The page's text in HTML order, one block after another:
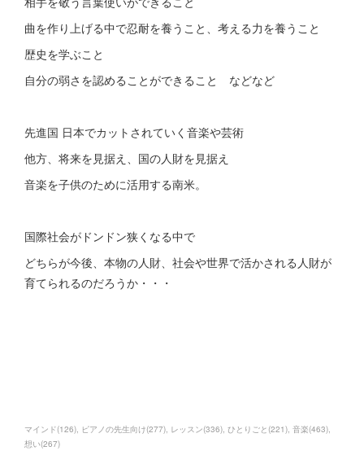
曲を作り上げる中で忍耐を養うこと、考える力を養うこと
歴史を学ぶこと
自分の弱さを認めることができること などなど
先進国 日本でカットされていく音楽や芸術
他方、将来を見据え、国の人財を見据え
音楽を子供のために活用する南米。
国際社会がドンドン狭くなる中で
どちらが今後、本物の人財、社会や世界で活かされる人財が
育てられるのだろうか・・・
マインド(126) ピアノの先生向け(277) レッスン(336) ひとりごと (221) 音楽(463)
想い(267)